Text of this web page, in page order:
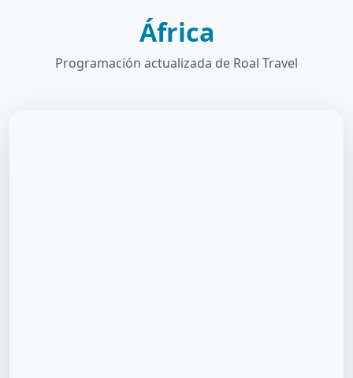
África
Programación actualizada de Roal Travel